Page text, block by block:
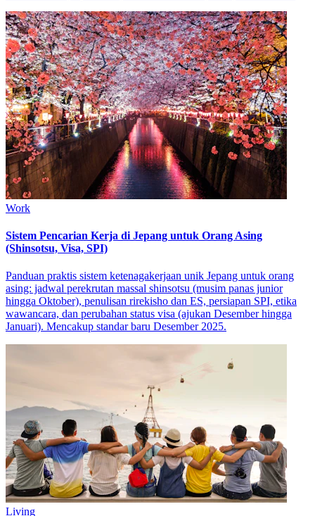
Work
Sistem Pencarian Kerja di Jepang untuk Orang Asing
(Shinsotsu, Visa, SPI)
Panduan praktis sistem ketenagakerjaan unik Jepang untuk orang
asing: jadwal perekrutan massal shinsotsu (musim panas junior
hingga Oktober), penulisan rirekisho dan ES, persiapan SPI, etika
wawancara, dan perubahan status visa (ajukan Desember hingga
Januari). Mencakup standar baru Desember 2025.
Living